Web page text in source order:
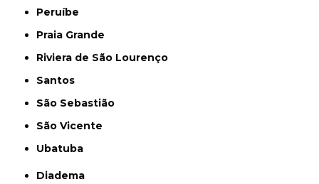
Peruíbe
Praia Grande
Riviera de São Lourenço
Santos
São Sebastião
São Vicente
Ubatuba
Diadema